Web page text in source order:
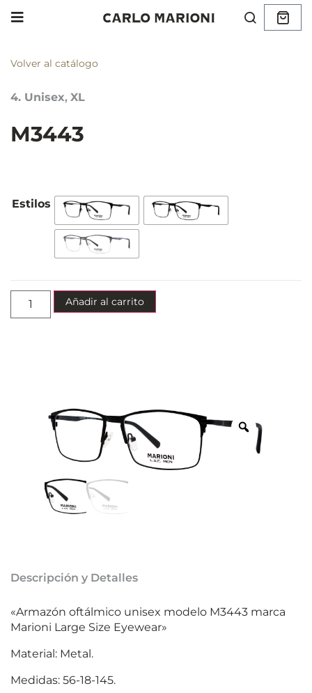
Descripción y Detalles
«Armazón oftálmico unisex modelo M3443 marca
Marioni Large Size Eyewear»
Material: Metal.
Medidas: 56-18-145.
Volver al catálogo
4. Unisex, XL
M3443
Añadir al carrito